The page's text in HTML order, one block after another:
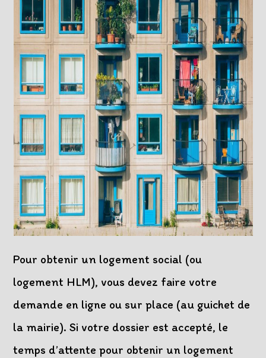
Pour obtenir un logement social (ou
logement HLM), vous devez faire votre
demande en ligne ou sur place (au guichet de
la mairie). Si votre dossier est accepté, le
temps d’attente pour obtenir un logement